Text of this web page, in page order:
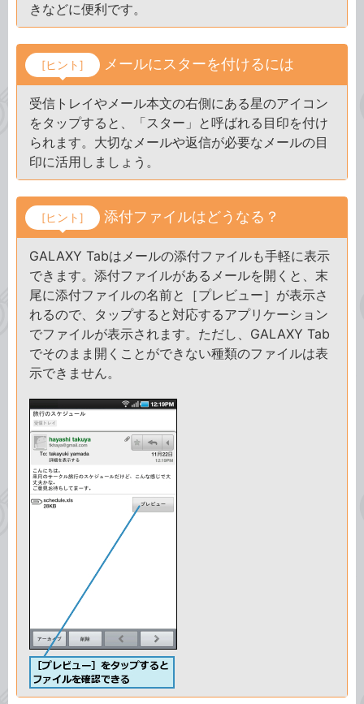
きなどに便利です。
[ヒント] メールにスターを付けるには
受信トレイやメール本文の右側にある星のアイコン
をタップすると、「スター」と呼ばれる目印を付け
られます。大切なメールや返信が必要なメールの目
印に活用しましょう。
[ヒント] 添付ファイルはどうなる？
GALAXY Tabはメールの添付ファイルも手軽に表示
できます。添付ファイルがあるメールを開くと、末
尾に添付ファイルの名前と［プレビュー］が表示さ
れるので、タップすると対応するアプリケーション
でファイルが表示されます。ただし、GALAXY Tab
でそのまま開くことができない種類のファイルは表
示できません。